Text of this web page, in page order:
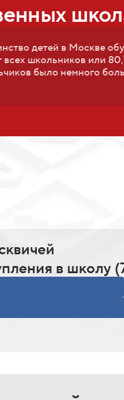
детей в Москве
школьников или
было немного
в школу